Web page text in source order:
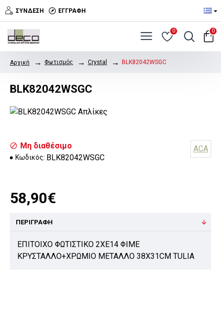
ΣΎΝΔΕΣΗ ΕΓΓΡΑΦΉ
0 0
Αρχική Φωτισμός Crystal BLK82042WSGC
BLK82042WSGC
Μη διαθέσιμο
Κωδικός: BLK82042WSGC
ACA
58,90€
ΠΕΡΙΓΡΑΦΉ
ΕΠΙΤΟΙΧΟ ΦΩΤΙΣΤΙΚΟ 2ΧΕ14 ΦΙΜΕ
ΚΡΥΣΤΑΛΛΟ+ΧΡΩΜΙΟ ΜΕΤΑΛΛΟ 38X31CM TULIA